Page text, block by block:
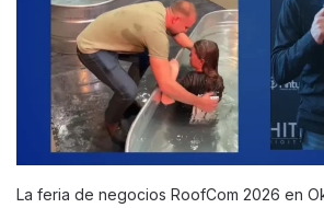
La feria de negocios RoofCom 2026 en